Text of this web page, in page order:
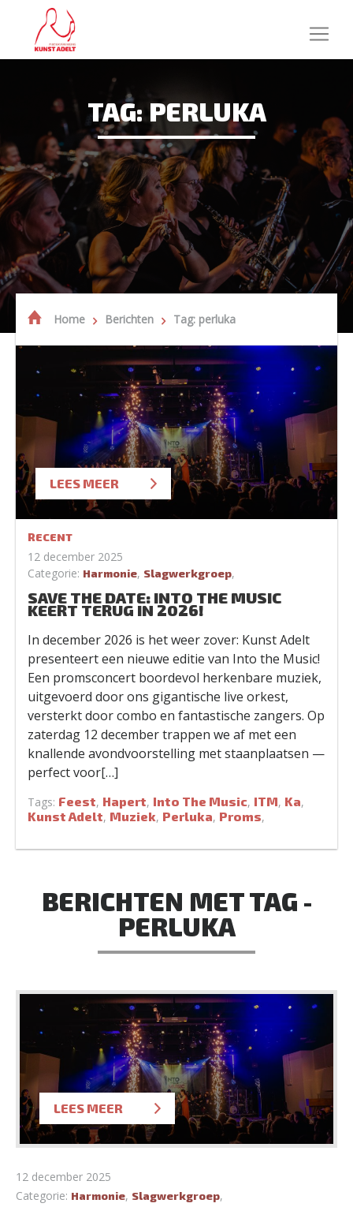
TAG: PERLUKA
Home Berichten Tag: perluka
RECENT
12 december 2025
Categorie: Harmonie, Slagwerkgroep,
SAVE THE DATE: INTO THE MUSIC
KEERT TERUG IN 2026!
In december 2026 is het weer zover: Kunst Adelt
presenteert een nieuwe editie van Into the Music!
Een promsconcert boordevol herkenbare muziek,
uitgevoerd door ons gigantische live orkest,
versterkt door combo en fantastische zangers. Op
zaterdag 12 december trappen we af met een
knallende avondvoorstelling met staanplaatsen —
perfect voor[…]
Tags: Feest, Hapert, Into The Music, ITM, Ka,
Kunst Adelt, Muziek, Perluka, Proms,
LEES MEER
BERICHTEN MET TAG -
PERLUKA
LEES MEER
12 december 2025
Categorie: Harmonie, Slagwerkgroep,